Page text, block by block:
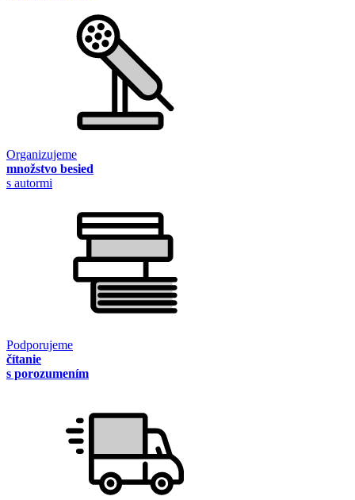
Organizujeme
množstvo besied
s autormi
Podporujeme
čítanie
s porozumením